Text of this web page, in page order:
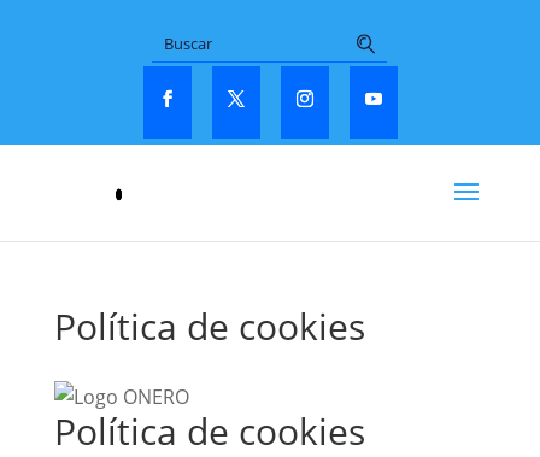
Política de cookies
Política de cookies